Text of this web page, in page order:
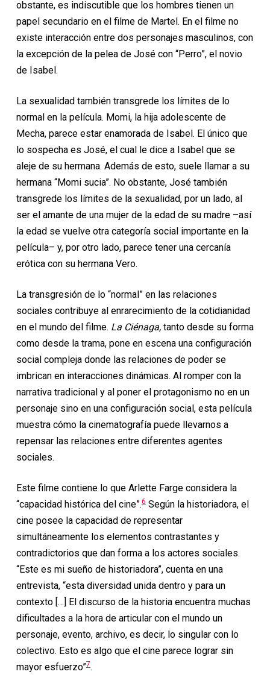
obstante, es indiscutible que los hombres tienen un
papel secundario en el filme de Martel. En el filme no
existe interacción entre dos personajes masculinos, con
la excepción de la pelea de José con “Perro”, el novio
de Isabel.
La sexualidad también transgrede los límites de lo
normal en la película. Momi, la hija adolescente de
Mecha, parece estar enamorada de Isabel. El único que
lo sospecha es José, el cual le dice a Isabel que se
aleje de su hermana. Además de esto, suele llamar a su
hermana “Momi sucia”. No obstante, José también
transgrede los límites de la sexualidad, por un lado, al
ser el amante de una mujer de la edad de su madre –así
la edad se vuelve otra categoría social importante en la
película– y, por otro lado, parece tener una cercanía
erótica con su hermana Vero.
La transgresión de lo “normal” en las relaciones
sociales contribuye al enrarecimiento de la cotidianidad
en el mundo del filme. La Ciénaga,tanto desde su forma
como desde la trama, pone en escena una configuración
social compleja donde las relaciones de poder se
imbrican en interacciones dinámicas. Al romper con la
narrativa tradicional y al poner el protagonismo no en un
personaje sino en una configuración social, esta película
muestra cómo la cinematografía puede llevarnos a
repensar las relaciones entre diferentes agentes
sociales.
Este filme contiene lo que Arlette Farge considera la
“capacidad histórica del cine”.6Según la historiadora, el
cine posee la capacidad de representar
simultáneamente los elementos contrastantes y
contradictorios que dan forma a los actores sociales.
“Este es mi sueño de historiadora”, cuenta en una
entrevista, “esta diversidad unida dentro y para un
contexto […] El discurso de la historia encuentra muchas
dificultades a la hora de articular con el mundo un
personaje, evento, archivo, es decir, lo singular con lo
colectivo. Esto es algo que el cine parece lograr sin
mayor esfuerzo”7.